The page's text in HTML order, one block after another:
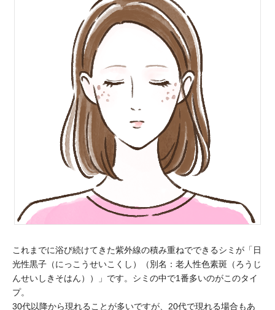
これまでに浴び続けてきた紫外線の積み重ねでできるシミが「日
光性黒子（にっこうせいこくし）（別名：老人性色素斑（ろうじ
んせいしきそはん））」です。シミの中で1番多いのがこのタイ
プ。
30代以降から現れることが多いですが、20代で現れる場合もあ